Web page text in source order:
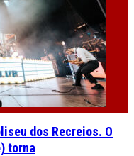
dos Recreios. O
torna